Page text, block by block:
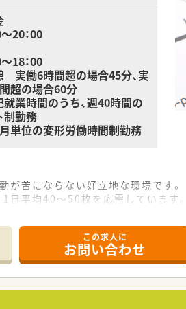
20：00
18：00
実働6時間超の場合45分、実
超の場合60分
業時間のうち、週40時間の
制勤務
単位の変形労働時間制勤務
苦にならない好立地な環境です。
平均40～50枚を応需しています。
スキルを適正に評価いたします。
でのスタートも十分に可能です。
イベートの時間も大切にできます。
この求人に
お問い合わせ